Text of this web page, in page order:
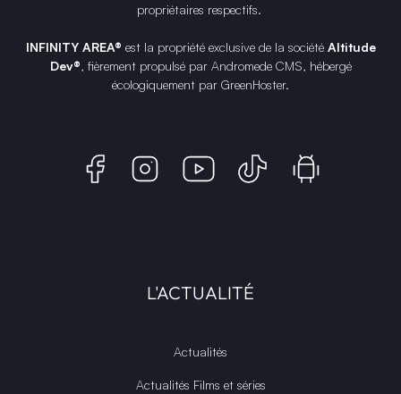
propriétaires respectifs.
INFINITY AREA® est la propriété exclusive de la société Altitude
Dev®, fièrement propulsé par Andromede CMS, hébergé
écologiquement par GreenHoster.
L'ACTUALITÉ
Actualités
Actualités Films et séries